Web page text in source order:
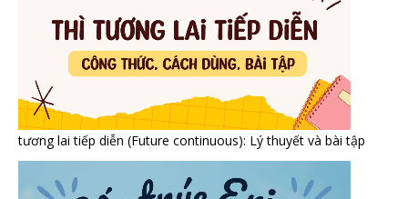
tương lai tiếp diễn (Future continuous): Lý thuyết và bài tập